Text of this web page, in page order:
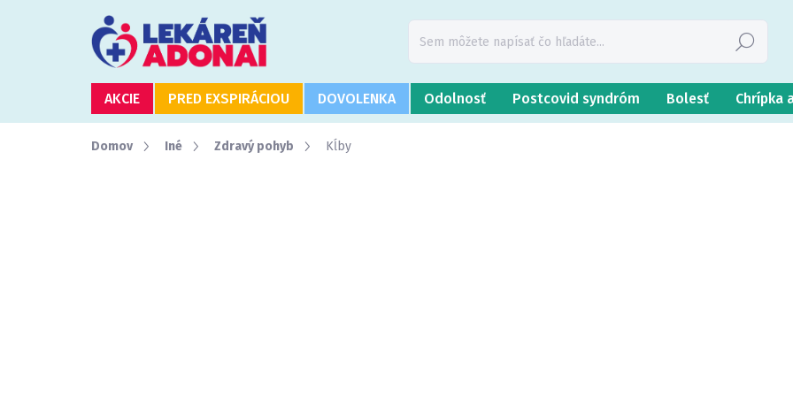
Hľadať
AKCIE PRED EXSPIRÁCIOU DOVOLENKA Odolnosť Postcovid syndróm Bolesť Chrípka
Domov Iné Zdravý pohyb Kĺby